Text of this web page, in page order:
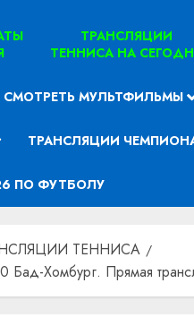
ТРАНСЛЯЦИИ
ТЕННИСА НА
СМОТРЕТЬ МУЛЬТФИЛЬМЫ
ТРАНСЛЯЦИИ
ПО ФУТБОЛУ
ТЕННИСА
Бад-Хомбург. Прямая